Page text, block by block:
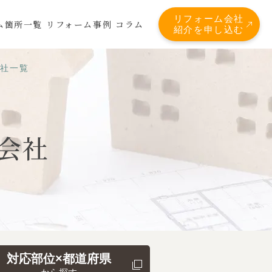
箇所一覧 リフォーム事例 コラム
リフォーム会社
紹介を申し込む
一覧
社
対応部位×都道府県